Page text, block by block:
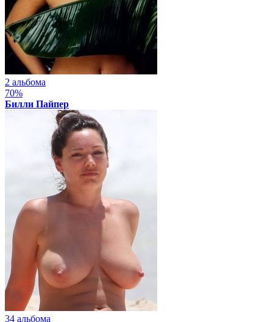
2 альбома
70%
Билли Пайпер
34 альбома